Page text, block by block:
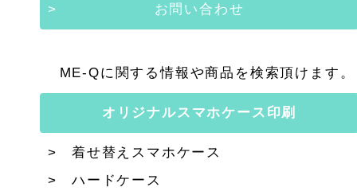
お問い合わせ
ME-Qに関する情報や商品を検索頂けます。
オリジナルスマホケース印刷
着せ替えスマホケース
ハードケース